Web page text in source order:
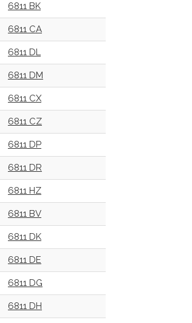
6811 BK
6811 CA
6811 DL
6811 DM
6811 CX
6811 CZ
6811 DP
6811 DR
6811 HZ
6811 BV
6811 DK
6811 DE
6811 DG
6811 DH